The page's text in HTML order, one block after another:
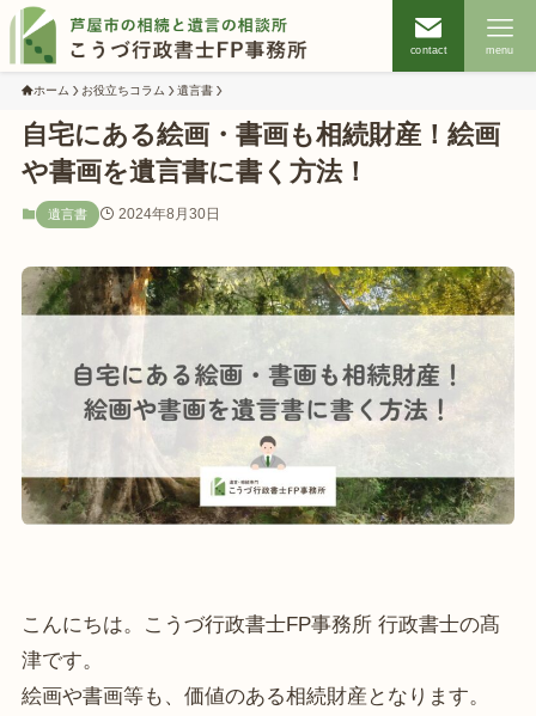
contact menu
ホーム お役立ちコラム 遺言書
自宅にある絵画・書画も相続財産！絵画
や書画を遺言書に書く方法！
遺言書 2024年8月30日
こんにちは。こうづ行政書士FP事務所 行政書士の髙
津です。
絵画や書画等も、価値のある相続財産となります。